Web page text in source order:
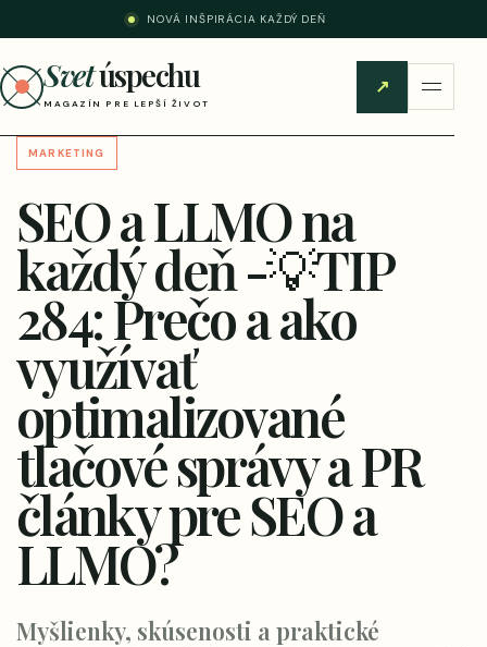
NOVÁ INŠPIRÁCIA KAŽDÝ DEŇ
Svetúspechu
MAGAZÍN PRE LEPŠÍ ŽIVOT
↗
MARKETING
SEO a LLMO na
každý deň -💡TIP
284: Prečo a ako
využívať
optimalizované
tlačové správy a PR
články pre SEO a
LLMO?
Myšlienky, skúsenosti a praktické